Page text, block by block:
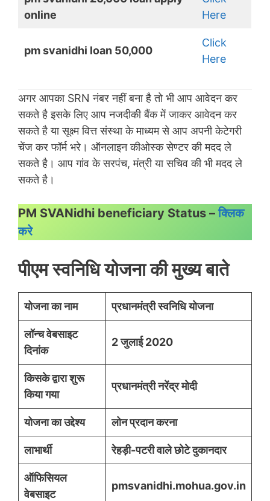
online
Here
pm svanidhi loan 50,000
Click
Here
अगर आपका SRN नंबर नहीं बना है तो भी आप आवेदन कर
सकते है इसके लिए आप नजदीकी बैंक में जाकर आवेदन कर
सकते है या सूक्ष्म वित्त संस्था के माध्यम से आप अपनी केटेगरी
चेंज कर फॉर्म भरे। ऑनलाइन कीओस्क सेण्टर की मदद ले
सकते है। आप गांव के सरपंच, मंत्री या सचिव की भी मदद ले
सकते है।
PM SVANidhi beneficiary Status – क्लिक
करे
पीएम स्वनिधि योजना की मुख्य बाते
योजना का नाम प्रधानमंत्री स्वनिधि योजना
लॉन्च वेबसाइट
दिनांक
2 जुलाई 2020
किसके द्वारा शुरू
किया गया
प्रधानमंत्री नरेंद्र मोदी
योजना का उद्देश्य लोन प्रदान करना
लाभार्थी रेहड़ी-पटरी वाले छोटे दुकानदार
ऑफिसियल
वेबसाइट
pmsvanidhi.mohua.gov.in